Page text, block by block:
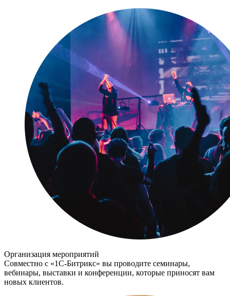
Организация мероприятий
Совместно с «1С-Битрикс» вы проводите семинары,
вебинары, выставки и конференции, которые приносят вам
новых клиентов.